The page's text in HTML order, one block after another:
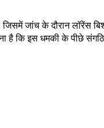
जांच के दौरान लॉरेंस
है कि इस धमकी के पीछे